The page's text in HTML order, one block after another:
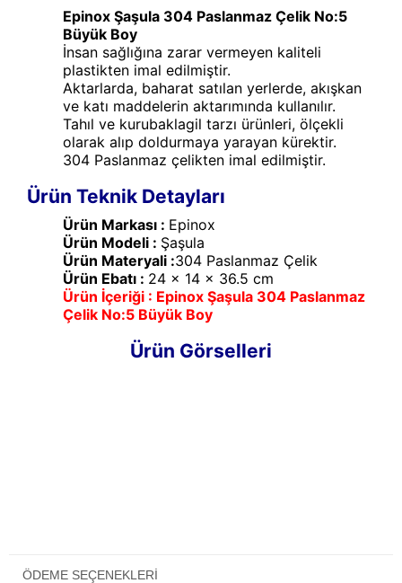
Epinox Şaşula 304 Paslanmaz Çelik No:5
Büyük Boy
İnsan sağlığına zarar vermeyen kaliteli
plastikten imal edilmiştir.
Aktarlarda, baharat satılan yerlerde, akışkan
ve katı maddelerin aktarımında kullanılır.
Tahıl ve kurubaklagil tarzı ürünleri, ölçekli
olarak alıp doldurmaya yarayan kürektir.
304 Paslanmaz çelikten imal edilmiştir.
Ürün Teknik Detayları
Ürün Markası : Epinox
Ürün Modeli : Şaşula
Ürün Materyali :304 Paslanmaz Çelik
Ürün Ebatı : 24 x 14 x 36.5 cm
Ürün İçeriği : Epinox Şaşula 304 Paslanmaz
Çelik No:5 Büyük Boy
Ürün Görselleri
ÖDEME SEÇENEKLERI